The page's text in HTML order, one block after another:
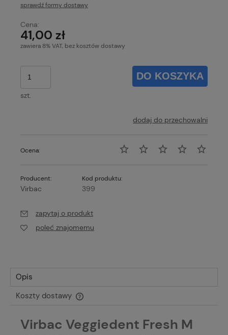
Cena nie zawiera ewentualnych kosztów płatności
sprawdź formy dostawy
Cena:
41,00 zł
zawiera 8% VAT, bez kosztów dostawy
szt.
DO KOSZYKA
dodaj do przechowalni
Ocena:
Producent:
Virbac
Kod produktu:
399
zapytaj o produkt
poleć znajomemu
Opis
Koszty dostawy
Cena nie zawiera ewentualnych kosztów płatności
Virbac Veggiedent Fresh M